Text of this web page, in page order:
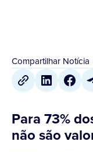
Compartilhar Notícia
Para 73%
não são